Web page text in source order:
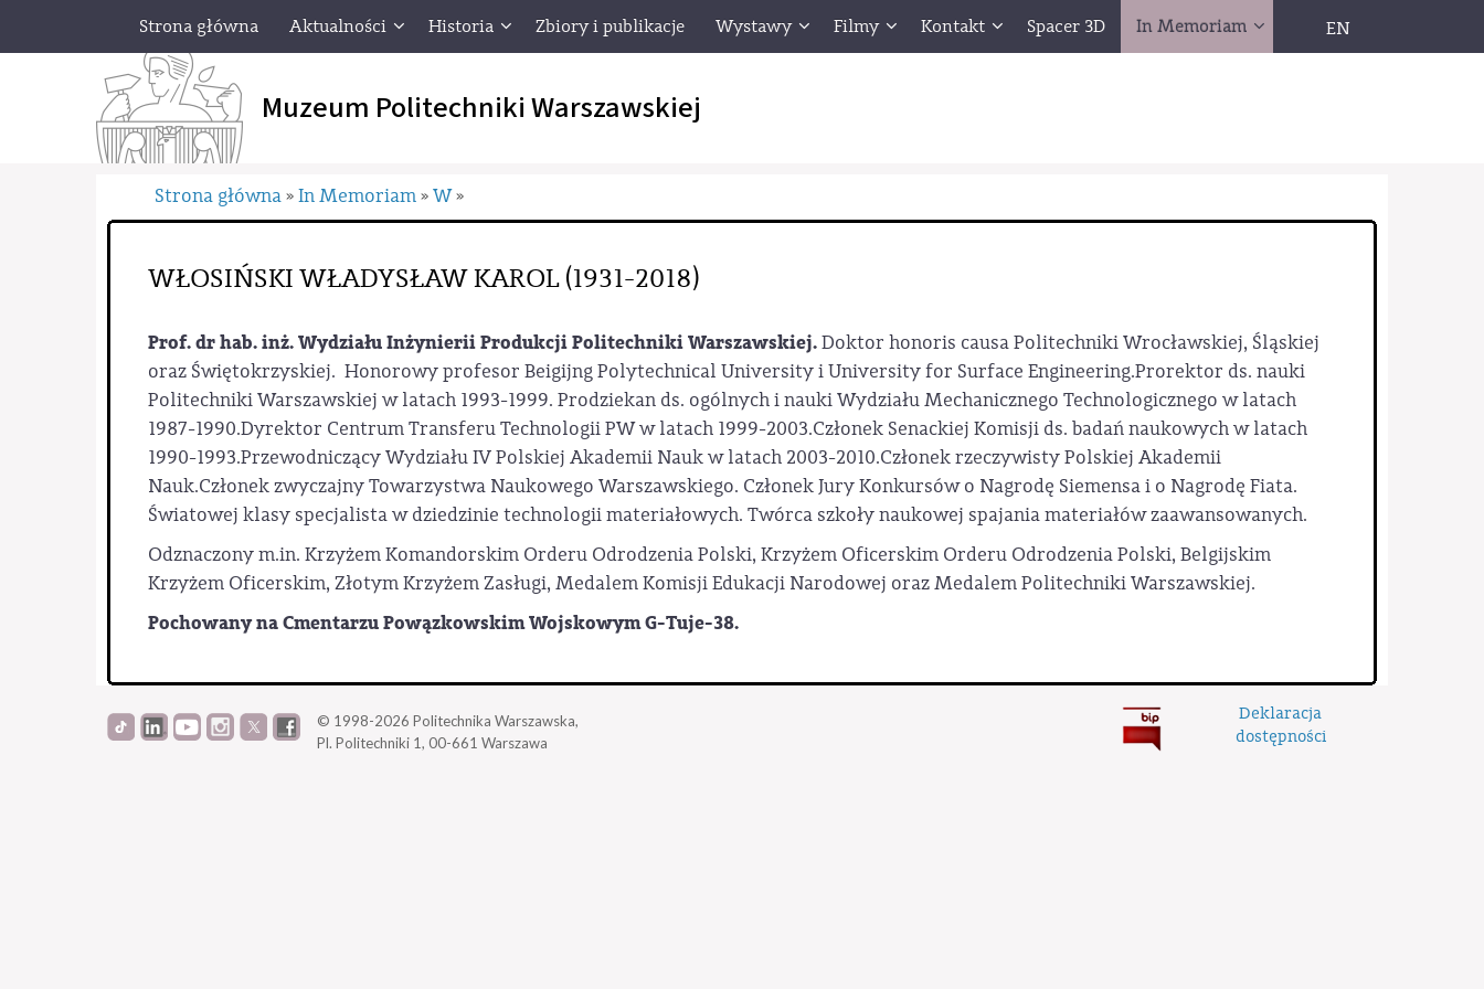
Strona główna Aktualności Historia Zbiory i publikacje Wystawy Filmy Kontakt Spacer 3D In Memoriam EN
Muzeum Politechniki Warszawskiej
Strona główna » In Memoriam » W »
WŁOSIŃSKI WŁADYSŁAW KAROL (1931-2018)
Prof. dr hab. inż. Wydziału Inżynierii Produkcji Politechniki Warszawskiej.Doktor honoris causa Politechniki Wrocławskiej, Śląskiej
oraz Świętokrzyskiej. Honorowy profesor Beigijng Polytechnical University i University for Surface Engineering.Prorektor ds. nauki
Politechniki Warszawskiej w latach 1993-1999. Prodziekan ds. ogólnych i nauki Wydziału Mechanicznego Technologicznego w latach
1987-1990.Dyrektor Centrum Transferu Technologii PW w latach 1999-2003.Członek Senackiej Komisji ds. badań naukowych w latach
1990-1993.Przewodniczący Wydziału IV Polskiej Akademii Nauk w latach 2003-2010.Członek rzeczywisty Polskiej Akademii
Nauk.Członek zwyczajny Towarzystwa Naukowego Warszawskiego. Członek Jury Konkursów o Nagrodę Siemensa i o Nagrodę Fiata.
Światowej klasy specjalista w dziedzinie technologii materiałowych. Twórca szkoły naukowej spajania materiałów zaawansowanych.
Odznaczony m.in. Krzyżem Komandorskim Orderu Odrodzenia Polski, Krzyżem Oficerskim Orderu Odrodzenia Polski, Belgijskim
Krzyżem Oficerskim, Złotym Krzyżem Zasługi, Medalem Komisji Edukacji Narodowej oraz Medalem Politechniki Warszawskiej.
Pochowany na Cmentarzu Powązkowskim Wojskowym G-Tuje-38.
© 1998-2026 Politechnika Warszawska,
Pl. Politechniki 1, 00-661 Warszawa
Deklaracja
dostępności